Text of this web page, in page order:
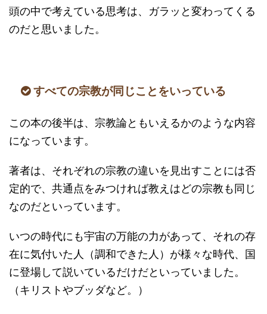
頭の中で考えている思考は、ガラッと変わってくる
のだと思いました。
すべての宗教が同じことをいっている
この本の後半は、宗教論ともいえるかのような内容
になっています。
著者は、それぞれの宗教の違いを見出すことには否
定的で、共通点をみつければ教えはどの宗教も同じ
なのだといっています。
いつの時代にも宇宙の万能の力があって、それの存
在に気付いた人（調和できた人）が様々な時代、国
に登場して説いているだけだといっていました。
（キリストやブッダなど。）